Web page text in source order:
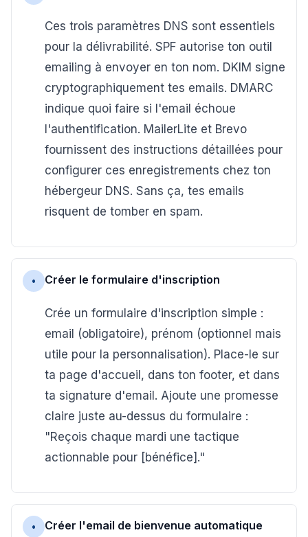
Ces trois paramètres DNS sont essentiels
pour la délivrabilité. SPF autorise ton outil
emailing à envoyer en ton nom. DKIM signe
cryptographiquement tes emails. DMARC
indique quoi faire si l'email échoue
l'authentification. MailerLite et Brevo
fournissent des instructions détaillées pour
configurer ces enregistrements chez ton
hébergeur DNS. Sans ça, tes emails
risquent de tomber en spam.
• Créer le formulaire d'inscription
Crée un formulaire d'inscription simple :
email (obligatoire), prénom (optionnel mais
utile pour la personnalisation). Place-le sur
ta page d'accueil, dans ton footer, et dans
ta signature d'email. Ajoute une promesse
claire juste au-dessus du formulaire :
"Reçois chaque mardi une tactique
actionnable pour [bénéfice]."
• Créer l'email de bienvenue automatique